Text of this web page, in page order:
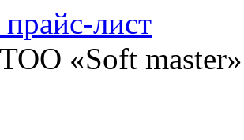
прайс-лист
«Soft